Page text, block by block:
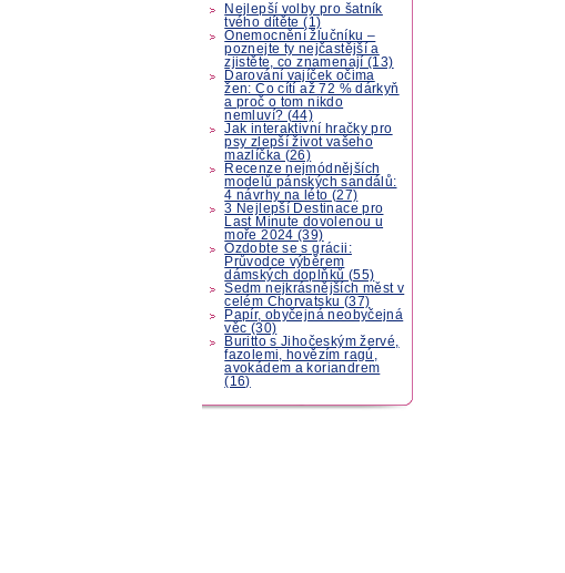
Nejlepší volby pro šatník
tvého dítěte (1)
Onemocnění žlučníku –
poznejte ty nejčastější a
zjistěte, co znamenají (13)
Darování vajíček očima
žen: Co cítí až 72 % dárkyň
a proč o tom nikdo
nemluví? (44)
Jak interaktivní hračky pro
psy zlepší život vašeho
mazlíčka (26)
Recenze nejmódnějších
modelů pánských sandálů:
4 návrhy na léto (27)
3 Nejlepší Destinace pro
Last Minute dovolenou u
moře 2024 (39)
Ozdobte se s grácii:
Průvodce výběrem
dámských doplňků (55)
Sedm nejkrásnějších měst v
celém Chorvatsku (37)
Papír, obyčejná neobyčejná
věc (30)
Buritto s Jihočeským žervé,
fazolemi, hovězím ragú,
avokádem a koriandrem
(16)